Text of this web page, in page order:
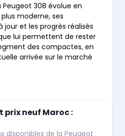
308 évolue en
moderne, ses
jour et les progrès réalisés
lui permettent de rester
des compactes, en
arrivée sur le marché
prix neuf Maroc :
disponibles de la Peugeot